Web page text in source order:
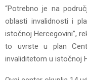
“Potrebno je na
oblasti invalidnosti i
istočnoj Hercegovini”,
to uvrste u plan
invaliditetom u istočnoj